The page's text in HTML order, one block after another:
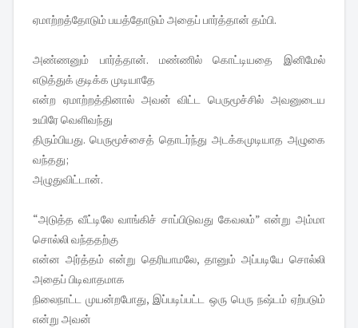
ஏமாற்றத்தோடும் பயத்தோடும் அதைப் பார்த்தான் தம்பி.
அண்ணனும் பார்த்தான். மண்ணில் கொட்டியதை இனிமேல்
எடுத்துக் குடிக்க முடியாதே
என்ற ஏமாற்றத்தினால் அவன் விட்ட பெருமூச்சில் அவனுடைய
உயிரே வெளிவந்து
திரும்பியது. பெருமூச்சைத் தொடர்ந்து அடக்கமுடியாத அழுகை
வந்தது;
அழுதுவிட்டான்.
“அடுத்த வீட்டிலே வாங்கிச் சாப்பிடுவது கேவலம்” என்று அம்மா
சொல்லி வந்ததற்கு
என்ன அர்த்தம் என்று தெரியாமலே, தானும் அப்படியே சொல்லி
அதைப் பிடிவாதமாக
நிலைநாட்ட முயன்றபோது, இப்படிப்பட்ட ஒரு பெரு நஷ்டம் ஏற்படும்
என்று அவன்